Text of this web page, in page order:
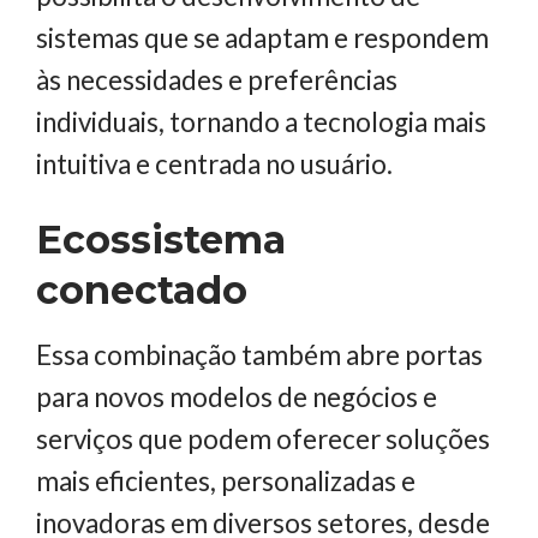
sistemas que se adaptam e respondem
às necessidades e preferências
individuais, tornando a tecnologia mais
intuitiva e centrada no usuário.
Ecossistema
conectado
Essa combinação também abre portas
para novos modelos de negócios e
serviços que podem oferecer soluções
mais eficientes, personalizadas e
inovadoras em diversos setores, desde